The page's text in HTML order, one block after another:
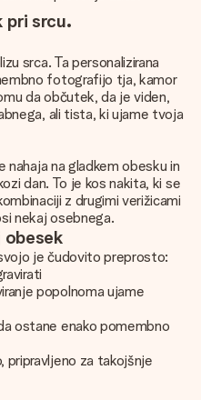
pri srcu.
srca. Ta personalizirana
fotografijo tja, kamor
da občutek, da je viden,
ali tista, ki ujame tvoja
na gladkem obesku in
dan. To je kos nakita, ki se
z drugimi verižicami
nekaj osebnega.
obesek
je čudovito preprosto:
popolnoma ujame
ostane enako pomembno
pripravljeno za takojšnje